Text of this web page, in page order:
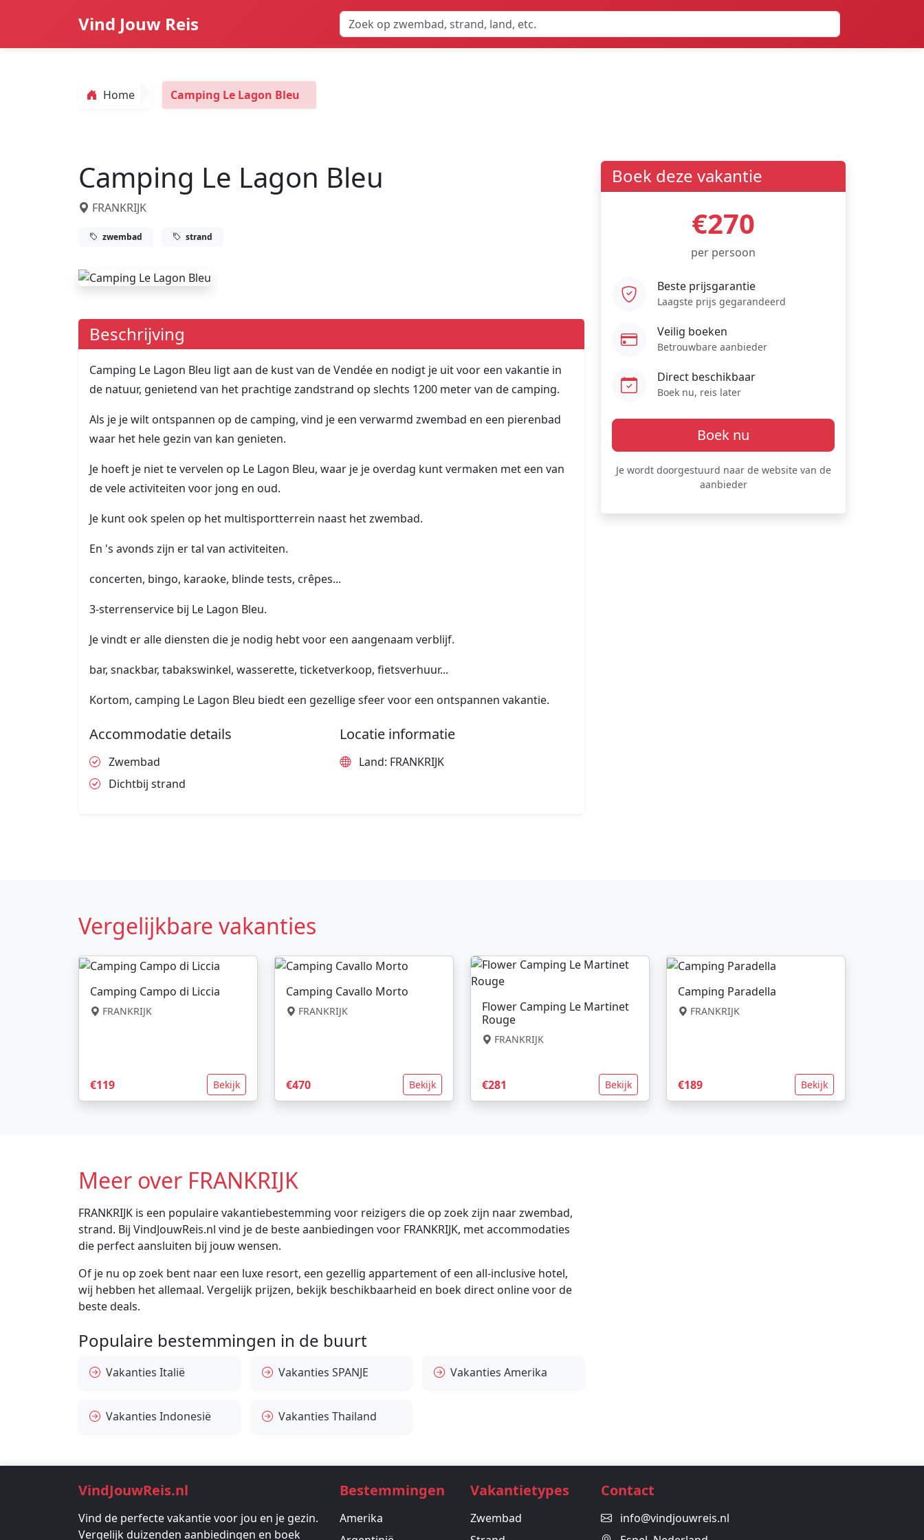
Vind Jouw Reis
Home Camping Le Lagon Bleu
Camping Le Lagon Bleu
FRANKRIJK
zwembad strand
Beschrijving
Camping Le Lagon Bleu ligt aan de kust van de Vendée en nodigt je uit voor een vakantie in
de natuur, genietend van het prachtige zandstrand op slechts 1200 meter van de camping.
Als je je wilt ontspannen op de camping, vind je een verwarmd zwembad en een pierenbad
waar het hele gezin van kan genieten.
Je hoeft je niet te vervelen op Le Lagon Bleu, waar je je overdag kunt vermaken met een van
de vele activiteiten voor jong en oud.
Je kunt ook spelen op het multisportterrein naast het zwembad.
En 's avonds zijn er tal van activiteiten.
concerten, bingo, karaoke, blinde tests, crêpes...
3-sterrenservice bij Le Lagon Bleu.
Je vindt er alle diensten die je nodig hebt voor een aangenaam verblijf.
bar, snackbar, tabakswinkel, wasserette, ticketverkoop, fietsverhuur...
Kortom, camping Le Lagon Bleu biedt een gezellige sfeer voor een ontspannen vakantie.
Accommodatie details
Zwembad
Dichtbij strand
Locatie informatie
Land: FRANKRIJK
Boek deze vakantie
€270
per persoon
Beste prijsgarantie
Laagste prijs gegarandeerd
Veilig boeken
Betrouwbare aanbieder
Direct beschikbaar
Boek nu, reis later
Boek nu
Je wordt doorgestuurd naar de website van de
aanbieder
Vergelijkbare vakanties
Camping Campo di Liccia
FRANKRIJK
€119 Bekijk
Camping Cavallo Morto
FRANKRIJK
€470 Bekijk
Flower Camping Le Martinet
Rouge
FRANKRIJK
€281 Bekijk
Camping Paradella
FRANKRIJK
€189 Bekijk
Meer over FRANKRIJK
FRANKRIJK is een populaire vakantiebestemming voor reizigers die op zoek zijn naar zwembad,
strand. Bij VindJouwReis.nl vind je de beste aanbiedingen voor FRANKRIJK, met accommodaties
die perfect aansluiten bij jouw wensen.
Of je nu op zoek bent naar een luxe resort, een gezellig appartement of een all-inclusive hotel,
wij hebben het allemaal. Vergelijk prijzen, bekijk beschikbaarheid en boek direct online voor de
beste deals.
Populaire bestemmingen in de buurt
Vakanties Italië Vakanties SPANJE Vakanties Amerika
Vakanties Indonesië Vakanties Thailand
VindJouwReis.nl
Vind de perfecte vakantie voor jou en je gezin.
Vergelijk duizenden aanbiedingen en boek
Bestemmingen
Amerika
Vakantietypes
Zwembad
Contact
info@vindjouwreis.nl